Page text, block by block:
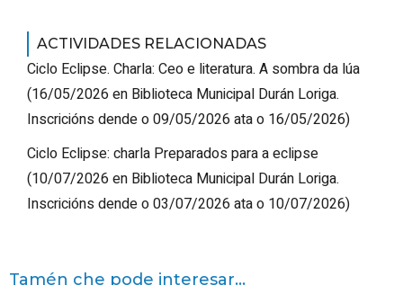
ACTIVIDADES RELACIONADAS
Ciclo Eclipse. Charla: Ceo e literatura. A sombra da lúa
(16/05/2026 en Biblioteca Municipal Durán Loriga.
Inscricións dende o 09/05/2026 ata o 16/05/2026)
Ciclo Eclipse: charla Preparados para a eclipse
(10/07/2026 en Biblioteca Municipal Durán Loriga.
Inscricións dende o 03/07/2026 ata o 10/07/2026)
Tamén che pode interesar...